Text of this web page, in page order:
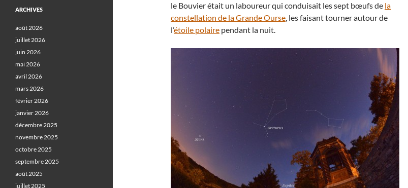
le Bouvier était un laboureur qui conduisait les sept bœufs de la
constellation de la Grande Ourse, les faisant tourner autour de
l’étoile polaire pendant la nuit.
ARCHIVES
août 2026
juillet 2026
juin 2026
mai 2026
avril 2026
mars 2026
février 2026
janvier 2026
décembre 2025
novembre 2025
octobre 2025
septembre 2025
août 2025
juillet 2025